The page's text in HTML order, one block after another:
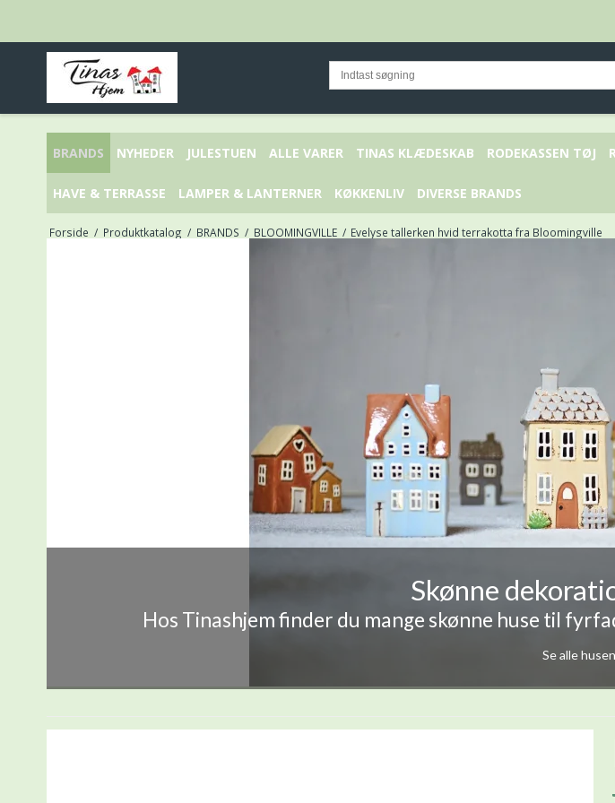
BRANDS NYHEDER JULESTUEN ALLE VARER TINAS KLÆDESKAB RODEKASSEN TØJ
HAVE & TERRASSE LAMPER & LANTERNER KØKKENLIV DIVERSE BRANDS
Forside / Produktkatalog / BRANDS / BLOOMINGVILLE / Evelyse tallerken hvid terrakotta fra Bloomingville
Skønne
Hos Tinashjem finder du mange skønne huse til
Se alle